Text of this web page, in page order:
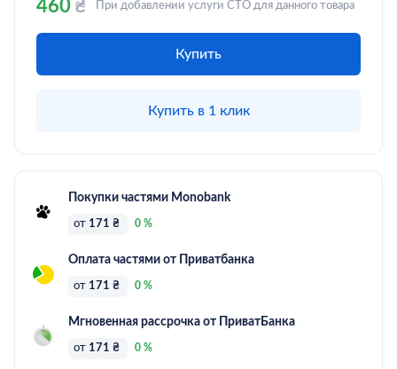
460 ₴ При добавлении услуги СТО для данного товара
Купить
Купить в 1 клик
Покупки частями Monobank
от 171 ₴ 0 %
Оплата частями от Приватбанка
от 171 ₴ 0 %
Мгновенная рассрочка от ПриватБанка
от 171 ₴ 0 %